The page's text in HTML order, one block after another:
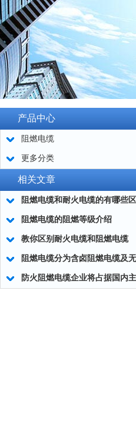
产品中心
阻燃电缆
更多分类
相关文章
阻燃电缆的阻燃等级介绍
教你区别耐火电缆和阻燃电缆